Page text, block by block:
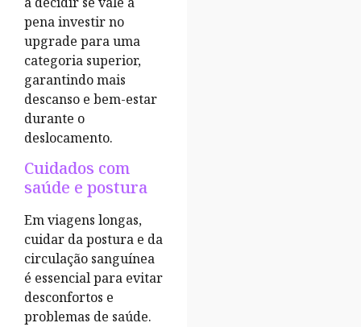
pena investir no
upgrade para uma
categoria superior,
garantindo mais
descanso e bem-estar
durante o
deslocamento.
Cuidados com
saúde e postura
Em viagens longas,
cuidar da postura e da
circulação sanguínea
é essencial para evitar
desconfortos e
problemas de saúde.